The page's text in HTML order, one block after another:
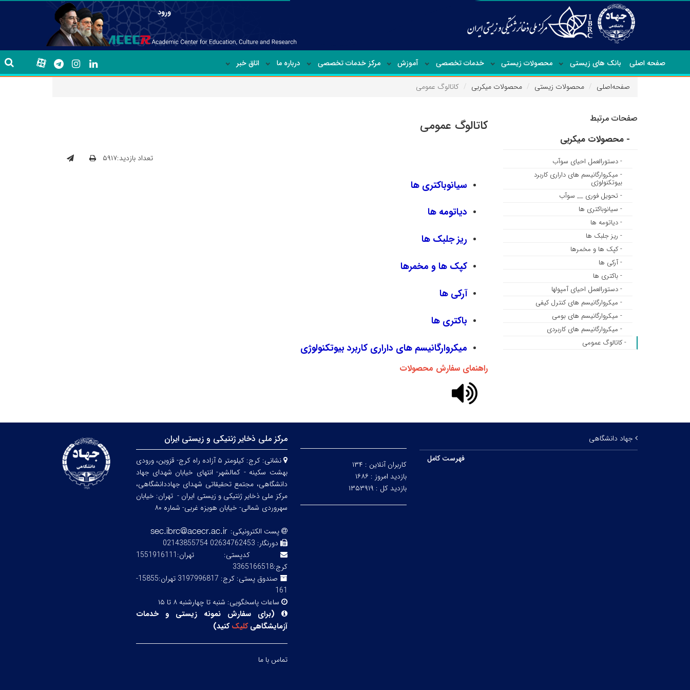
ورود
صفحه اصلی بانک های زیستی محصولات زیستی خدمات تخصصی آموزش مرکز خدمات تخصصی درباره ما اتاق خبر
صفحه‌اصلی محصولات زیستی محصولات میکربی کاتالوگ عمومی
کاتالوگ عمومی
تعداد بازدید:۵۹۱۷
سیانوباکتری ها
دیاتومه ها
ریز جلبک ها
کپک ها و مخمرها
آرکی ها
باکتری ها
میکروارگانیسم های داراری کاربرد بیوتکنولوژی
راهنمای سفارش محصولات
صفحات مرتبط
- محصولات میکربی
- دستورالعمل احیای سوآب
- میکروارگانیسم های داراری کاربرد
بیوتکنولوژی
- تحویل فوری __ سوآب
- سیانوباکتری ها
- دیاتومه ها
- ریز جلبک ها
- کپک ها و مخمرها
- آرکی ها
- باکتری ها
- دستورالعمل احیای آمپولها
- میکروارگانیسم های کنترل کیفی
- میکروارگانیسم های بومی
- میکروارگانیسم های کاربردی
- کاتالوگ عمومی
جهاد دانشگاهی
فهرست کامل
کاربران آنلاین : ۱۳۴
بازدید امروز : ۱۶۸۶
بازدید کل : ۱۳۵۳۹۱۹
مرکز ملی ذخایر ژنتیکی و زیستی ایران
نشانی:
کرج: کیلومتر ۵ آزاده راه کرج- قزوین، ورودی
بهشت سکینه - کمالشهر- انتهای خیابان شهدای جهاد
دانشگاهی، مجتمع تحقیقاتی شهدای جهاددانشگاهی،
مرکز ملی ذخایر ژنتیکی و زیستی ایران - تهران: خیابان
سهروردی شمالی- خیابان هویزه غربی- شماره ۸۰
پست الکترونیکی:
دورنگار: 02634762453 02143855754
کدپستی:
تهران:1551916111
کرج:3365166518
صندوق پستی:
کرج: 3197996817 تهران:15855-
161
ساعات پاسخگویی: شنبه تا چهارشنبه ۸ تا ۱۵
(برای سفارش نمونه زیستی و خدمات
آزمایشگاهیکلیککنید)
تماس با ما